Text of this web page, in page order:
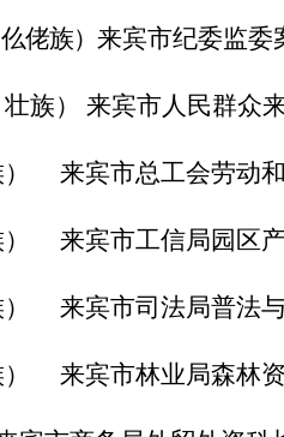
佬族） 来宾市纪委监委
族） 来宾市人民群众
来宾市总工会劳动
来宾市工信局园区
来宾市司法局普法
来宾市林业局森林